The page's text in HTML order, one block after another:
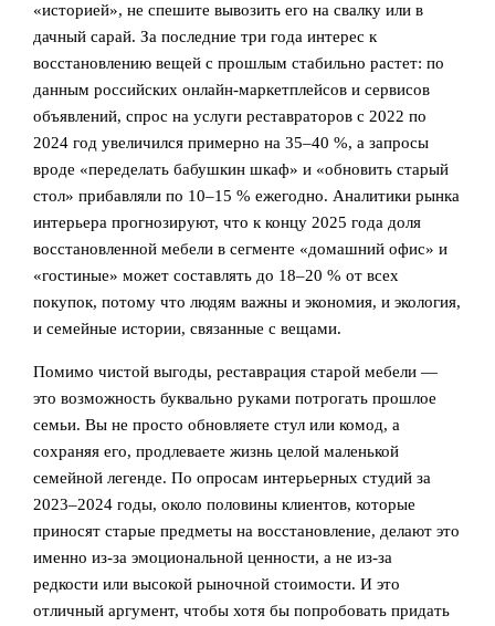
«историей», не спешите вывозить его на свалку или в
дачный сарай. За последние три года интерес к
восстановлению вещей с прошлым стабильно растет: по
данным российских онлайн‑маркетплейсов и сервисов
объявлений, спрос на услуги реставраторов с 2022 по
2024 год увеличился примерно на 35–40 %, а запросы
вроде «переделать бабушкин шкаф» и «обновить старый
стол» прибавляли по 10–15 % ежегодно. Аналитики рынка
интерьера прогнозируют, что к концу 2025 года доля
восстановленной мебели в сегменте «домашний офис» и
«гостиные» может составлять до 18–20 % от всех
покупок, потому что людям важны и экономия, и экология,
и семейные истории, связанные с вещами.
Помимо чистой выгоды, реставрация старой мебели —
это возможность буквально руками потрогать прошлое
семьи. Вы не просто обновляете стул или комод, а
сохраняя его, продлеваете жизнь целой маленькой
семейной легенде. По опросам интерьерных студий за
2023–2024 годы, около половины клиентов, которые
приносят старые предметы на восстановление, делают это
именно из‑за эмоциональной ценности, а не из-за
редкости или высокой рыночной стоимости. И это
отличный аргумент, чтобы хотя бы попробовать придать